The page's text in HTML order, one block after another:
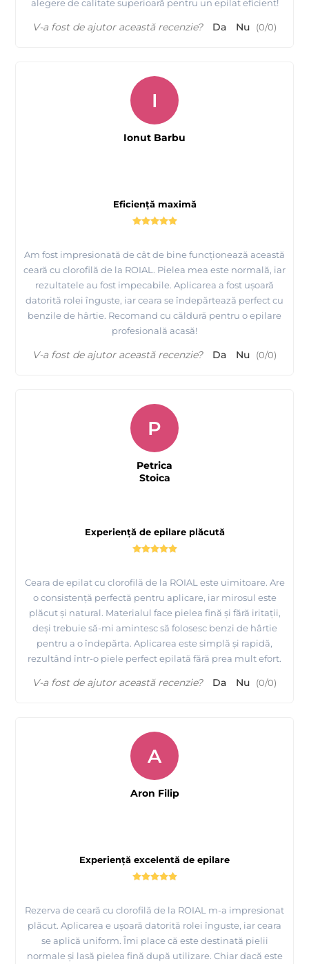
alegere de calitate superioară pentru un epilat eficient!
V-a fost de ajutor această recenzie? Da Nu (0/0)
Eficiență maximă
Am fost impresionată de cât de bine funcționează această
ceară cu clorofilă de la ROIAL. Pielea mea este normală, iar
rezultatele au fost impecabile. Aplicarea a fost ușoară
datorită rolei înguste, iar ceara se îndepărtează perfect cu
benzile de hârtie. Recomand cu căldură pentru o epilare
profesională acasă!
I
Ionut Barbu
V-a fost de ajutor această recenzie? Da Nu (0/0)
Experiență de epilare plăcută
Ceara de epilat cu clorofilă de la ROIAL este uimitoare. Are
o consistență perfectă pentru aplicare, iar mirosul este
plăcut și natural. Materialul face pielea fină și fără iritații,
deși trebuie să-mi amintesc să folosesc benzi de hârtie
pentru a o îndepărta. Aplicarea este simplă și rapidă,
rezultând într-o piele perfect epilată fără prea mult efort.
P
Petrica
Stoica
V-a fost de ajutor această recenzie? Da Nu (0/0)
Experiență excelentă de epilare
Rezerva de ceară cu clorofilă de la ROIAL m-a impresionat
plăcut. Aplicarea e ușoară datorită rolei înguste, iar ceara
se aplică uniform. Îmi place că este destinată pielii
normale și lasă pielea fină după utilizare. Chiar dacă este
A
Aron Filip